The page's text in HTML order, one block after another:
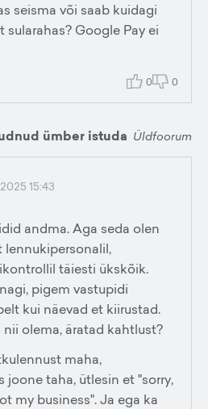
seisma või saab kuidagi
Google Pay ei
0 0
ümber istuda Üldfoorum
15:43
andma. Aga seda olen
lennukipersonalil,
täiesti ükskõik.
pigem vastupidi
kui näevad et kiirustad.
olema, äratad kahtlust?
maha,
joone taha, ütlesin et "sorry,
my business". Ja ega ka